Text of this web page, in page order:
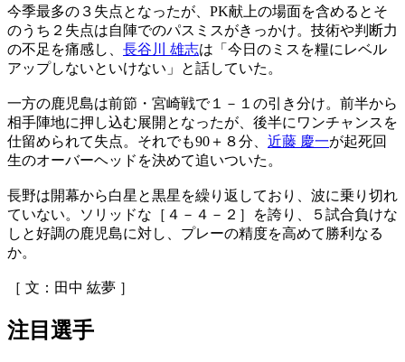
今季最多の３失点となったが、PK献上の場面を含めるとそ
のうち２失点は自陣でのパスミスがきっかけ。技術や判断力
の不足を痛感し、 長谷川 雄志は「今日のミスを糧にレベル
アップしないといけない」と話していた。
一方の鹿児島は前節・宮崎戦で１－１の引き分け。前半から
相手陣地に押し込む展開となったが、後半にワンチャンスを
仕留められて失点。それでも90＋８分、 近藤 慶一が起死回
生のオーバーヘッドを決めて追いついた。
長野は開幕から白星と黒星を繰り返しており、波に乗り切れ
ていない。ソリッドな［４－４－２］を誇り、５試合負けな
しと好調の鹿児島に対し、プレーの精度を高めて勝利なる
か。
［ 文：田中 紘夢 ］
注目選手